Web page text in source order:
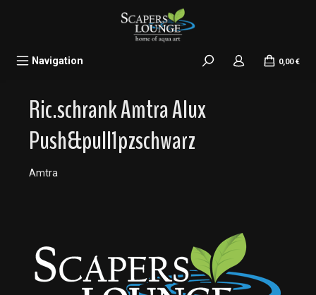
Navigation 0,00 €
Ric.schrank Amtra Alux
Push&pull1pzschwarz
Amtra